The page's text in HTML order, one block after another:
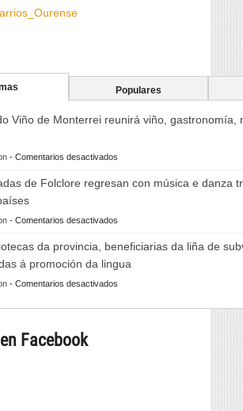
Populares
Viño de Monterrei reunirá viño, gastronomía,
- Comentarios desactivados
A
de
Monterrei
de Folclore regresan con música e danza
- Comentarios desactivados
As
de
regresan
da provincia, beneficiarias da liña de
á promoción da lingua
- Comentarios desactivados
Facebook